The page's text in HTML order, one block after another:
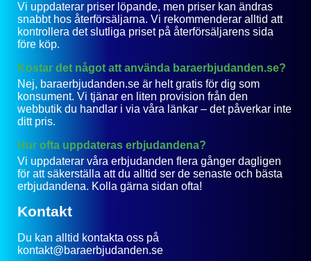
Vi uppdaterar priser löpande, men priser kan ändras
snabbt hos återförsäljarna. Vi rekommenderar alltid att
kontrollera det slutliga priset på återförsäljarens sida
före köp.
Kostar det något att använda baraerbjudanden.se?
Nej, baraerbjudanden.se är helt gratis för dig som
konsument. Vi tjänar en liten provision från den
webbutik du handlar i via våra länkar – det påverkar inte
ditt pris.
Hur ofta uppdateras erbjudandena?
Vi uppdaterar våra erbjudanden flera gånger dagligen
för att säkerställa att du alltid ser de senaste och bästa
erbjudandena. Kolla gärna sidan ofta!
Kontakt
Du kan alltid kontakta oss på
kontakt@baraerbjudanden.se